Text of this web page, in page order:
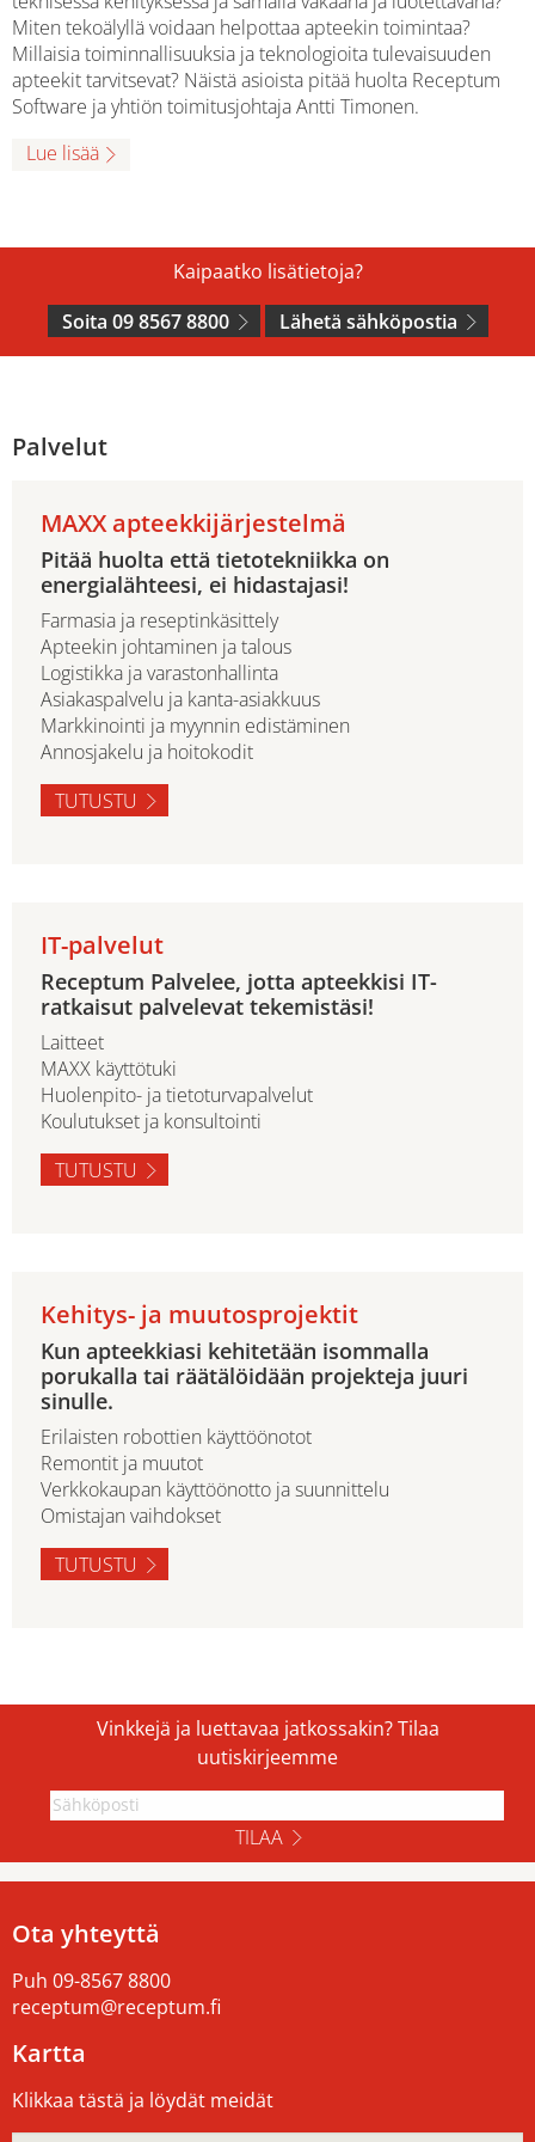
Miten tekoälyllä voidaan helpottaa apteekin toimintaa?
Millaisia toiminnallisuuksia ja teknologioita tulevaisuuden
apteekit tarvitsevat? Näistä asioista pitää huolta Receptum
Software ja yhtiön toimitusjohtaja Antti Timonen.
Lue lisää
Kaipaatko lisätietoja?
Soita 09 8567 8800
Lähetä sähköpostia
Palvelut
MAXX apteekkijärjestelmä
Pitää huolta että tietotekniikka on
energialähteesi, ei hidastajasi!
Farmasia ja reseptinkäsittely
Apteekin johtaminen ja talous
Logistikka ja varastonhallinta
Asiakaspalvelu ja kanta-asiakkuus
Markkinointi ja myynnin edistäminen
Annosjakelu ja hoitokodit
TUTUSTU
IT-palvelut
Receptum Palvelee, jotta apteekkisi IT-
ratkaisut palvelevat tekemistäsi!
Laitteet
MAXX käyttötuki
Huolenpito- ja tietoturvapalvelut
Koulutukset ja konsultointi
TUTUSTU
Kehitys- ja muutosprojektit
Kun apteekkiasi kehitetään isommalla
porukalla tai räätälöidään projekteja juuri
sinulle.
Erilaisten robottien käyttöönotot
Remontit ja muutot
Verkkokaupan käyttöönotto ja suunnittelu
Omistajan vaihdokset
TUTUSTU
Vinkkejä ja luettavaa jatkossakin? Tilaa
uutiskirjeemme
TILAA
Ota yhteyttä
Puh 09-8567 8800
receptum@receptum.fi
Kartta
Klikkaa tästä ja löydät meidät